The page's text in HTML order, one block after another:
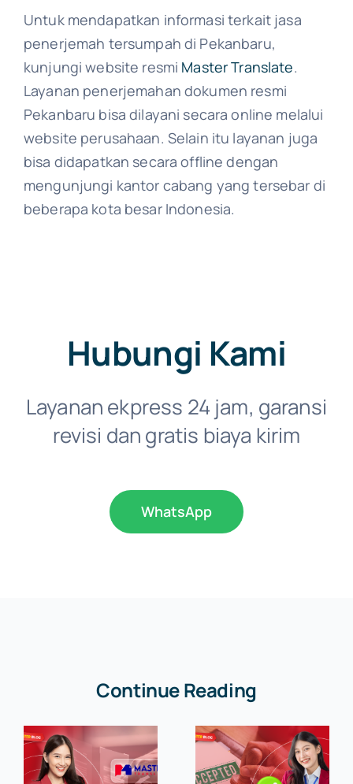
Untuk mendapatkan informasi terkait jasa
penerjemah tersumpah di Pekanbaru,
kunjungi website resmi Master Translate.
Layanan penerjemahan dokumen resmi
Pekanbaru bisa dilayani secara online melalui
website perusahaan. Selain itu layanan juga
bisa didapatkan secara offline dengan
mengunjungi kantor cabang yang tersebar di
beberapa kota besar Indonesia.
Hubungi Kami
Layanan ekpress 24 jam, garansi
revisi dan gratis biaya kirim
WhatsApp
Continue Reading